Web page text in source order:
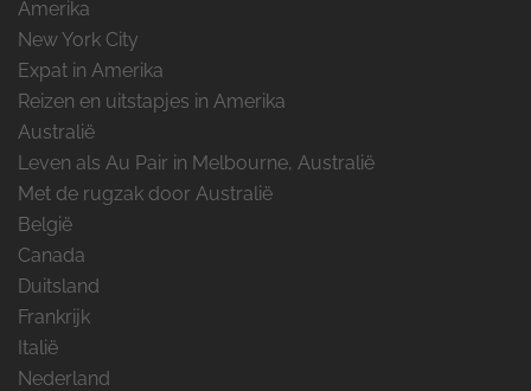
Amerika
New York City
Expat in Amerika
Reizen en uitstapjes in Amerika
Australië
Leven als Au Pair in Melbourne, Australië
Met de rugzak door Australië
België
Canada
Duitsland
Frankrijk
Italië
Nederland